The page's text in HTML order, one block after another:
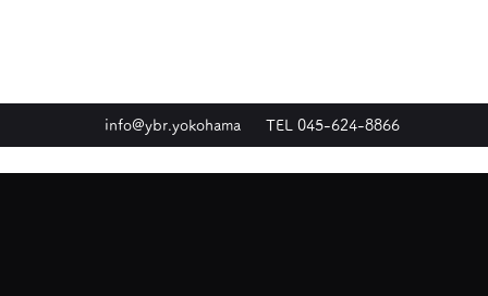
info@ybr.yokohama TEL 045-624-8866